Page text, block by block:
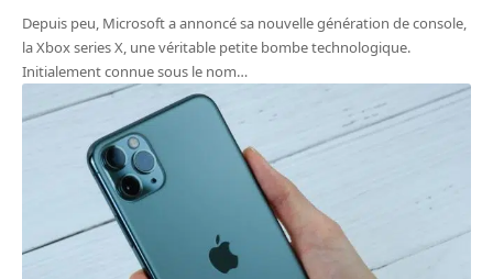
Depuis peu, Microsoft a annoncé sa nouvelle génération de console,
la Xbox series X, une véritable petite bombe technologique.
Initialement connue sous le nom…